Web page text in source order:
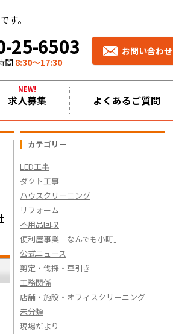
す。
25-6503
間 8:30〜17:30
お問い合わせ
求人募集
NEW!
よくあるご質問
カテゴリー
LED工事
ダクト工事
ハウスクリーニング
リフォーム
不用品回収
便利屋事業「なんでも小町」
公式ニュース
剪定・伐採・草引き
工務関係
店舗・施設・オフィスクリーニング
未分類
現場だより